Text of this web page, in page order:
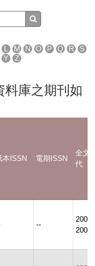
L M N O P Q R
S
Y Z
料庫之期刊如
本ISSN 電期ISSN
全文
代
--